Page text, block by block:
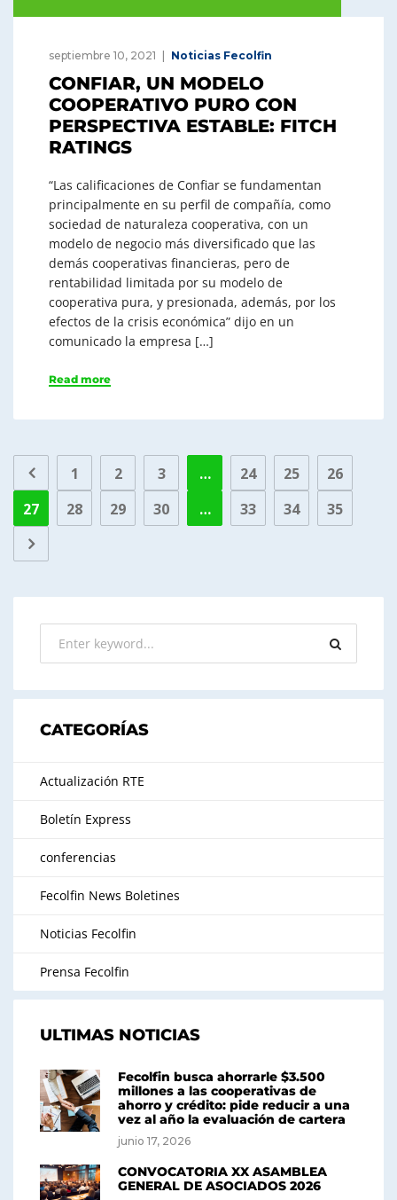
septiembre 10, 2021 Noticias Fecolfin
CONFIAR, UN MODELO
COOPERATIVO PURO CON
PERSPECTIVA ESTABLE: FITCH
RATINGS
“Las calificaciones de Confiar se fundamentan
principalmente en su perfil de compañía, como
sociedad de naturaleza cooperativa, con un
modelo de negocio más diversificado que las
demás cooperativas financieras, pero de
rentabilidad limitada por su modelo de
cooperativa pura, y presionada, además, por los
efectos de la crisis económica” dijo en un
comunicado la empresa […]
Read more
1 2 3 … 24 25
26
27
28 29 30 … 33 34 35
CATEGORÍAS
Actualización RTE
Boletín Express
conferencias
Fecolfin News Boletines
Noticias Fecolfin
Prensa Fecolfin
ULTIMAS NOTICIAS
Fecolfin busca ahorrarle $3.500
millones a las cooperativas de
ahorro y crédito: pide reducir a una
vez al año la evaluación de cartera
junio 17, 2026
CONVOCATORIA XX ASAMBLEA
GENERAL DE ASOCIADOS 2026